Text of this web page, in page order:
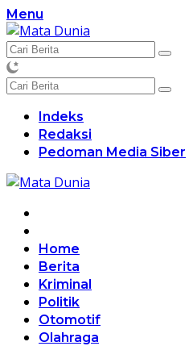
Langsung
ke
konten
Menu
Indeks
Redaksi
Pedoman Media Siber
Home
Berita
Kriminal
Politik
Otomotif
Olahraga